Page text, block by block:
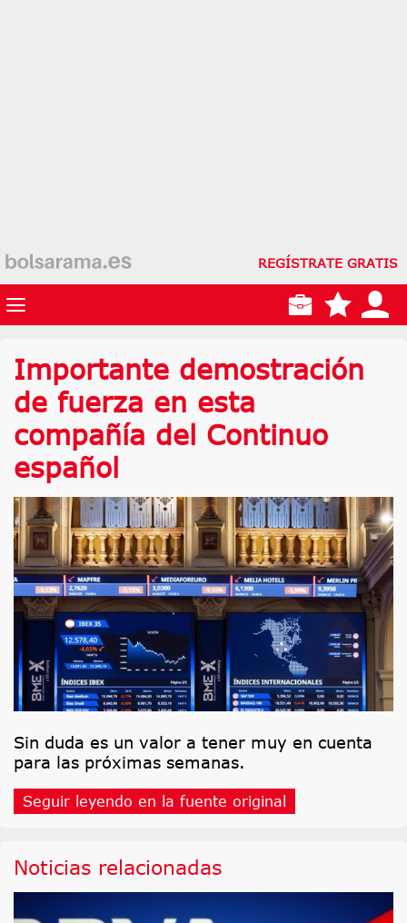
REGÍSTRATE GRATIS
Importante demostración
de fuerza en esta
compañía del Continuo
español
Sin duda es un valor a tener muy en cuenta
para las próximas semanas.
Seguir leyendo en la fuente original
Noticias relacionadas